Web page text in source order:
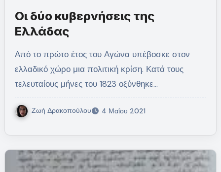
Οι δύο κυβερνήσεις της
Ελλάδας
Από το πρώτο έτος του Αγώνα υπέβοσκε στον
ελλαδικό χώρο μια πολιτική κρίση. Κατά τους
τελευταίους μήνες του 1823 οξύνθηκε…
Ζωή Δρακοπούλου 4 Μαΐου 2021